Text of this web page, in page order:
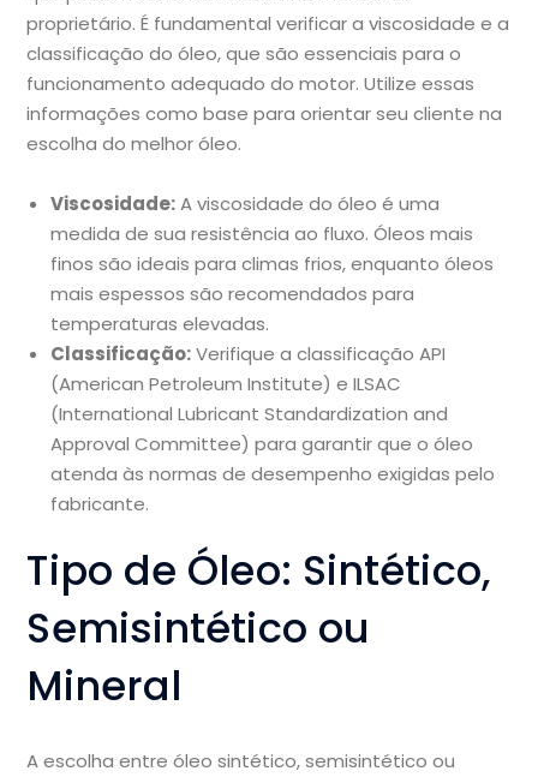
proprietário. É fundamental verificar a viscosidade e a
classificação do óleo, que são essenciais para o
funcionamento adequado do motor. Utilize essas
informações como base para orientar seu cliente na
escolha do melhor óleo.
Viscosidade:A viscosidade do óleo é uma
medida de sua resistência ao fluxo. Óleos mais
finos são ideais para climas frios, enquanto óleos
mais espessos são recomendados para
temperaturas elevadas.
Classificação:Verifique a classificação API
(American Petroleum Institute) e ILSAC
(International Lubricant Standardization and
Approval Committee) para garantir que o óleo
atenda às normas de desempenho exigidas pelo
fabricante.
Tipo de Óleo: Sintético,
Semisintético ou
Mineral
A escolha entre óleo sintético, semisintético ou